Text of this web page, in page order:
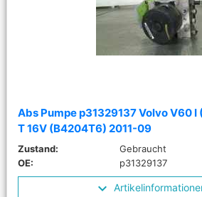
Abs Pumpe p31329137 Volvo V60 I
T 16V (B4204T6) 2011-09
Zustand:
Gebraucht
OE:
p31329137